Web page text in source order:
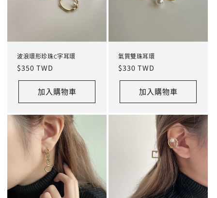
波浪環形珍珠C字耳環
定
價
$350 TWD
加入購物車
氣質雙珠耳環
定
價
$330 TWD
加入購物車